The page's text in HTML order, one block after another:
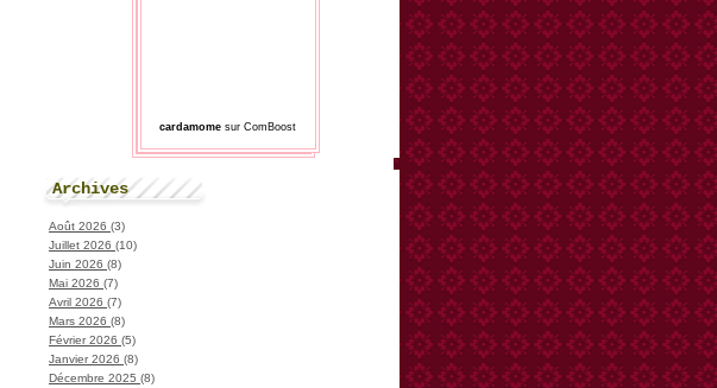
cardamome sur ComBoost
Archives
Août 2026 (3)
Juillet 2026 (10)
Juin 2026 (8)
Mai 2026 (7)
Avril 2026 (7)
Mars 2026 (8)
Février 2026 (5)
Janvier 2026 (8)
Décembre 2025 (8)